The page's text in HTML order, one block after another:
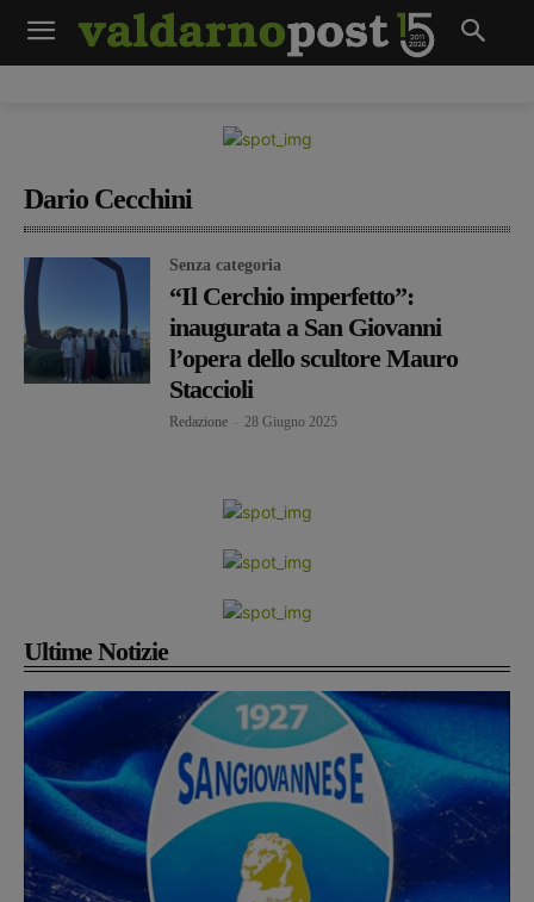
Dario Cecchini
Senza categoria
“Il Cerchio imperfetto”:
inaugurata a San Giovanni
l’opera dello scultore Mauro
Staccioli
Redazione 28 Giugno 2025
Ultime Notizie